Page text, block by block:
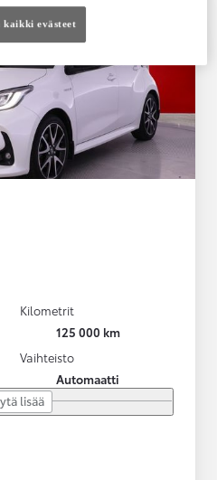
Kilometrit
125 000 km
Vaihteisto
Automaatti
lisää
kaikki evästeet